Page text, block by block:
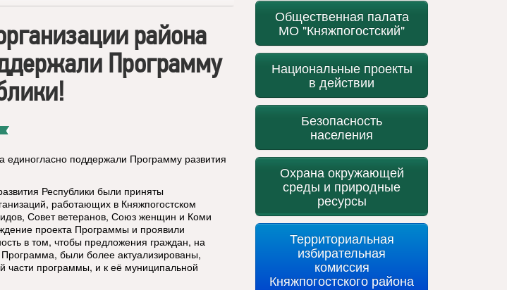
района
Программу
поддержали Программу развития
Республики были приняты
работающих в Княжпогостском
Совет ветеранов, Союз женщин и Коми
проекта Программы и проявили
в том, чтобы предложения граждан, на
были более актуализированы,
части программы, и к её муниципальной
Общественная палата
МО "Княжпогостский"
Национальные проекты
в действии
Безопасность
населения
Охрана окружающей
среды и природные
ресурсы
Территориальная
избирательная
комиссия
Княжпогостского района